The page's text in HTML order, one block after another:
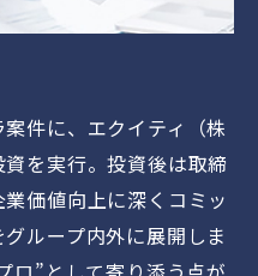
件に、エクイティ（株
を実行。投資後は取締
価値向上に深くコミッ
ループ内外に展開しま